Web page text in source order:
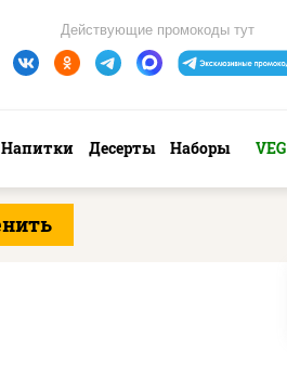
Действующие промокоды тут
Напитки Десерты Наборы VEG